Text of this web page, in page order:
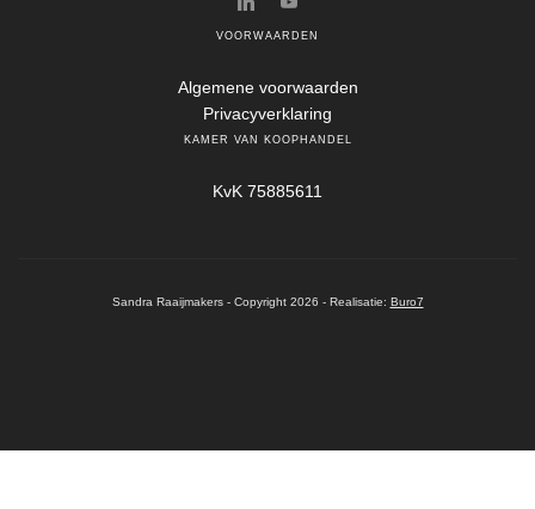
VOORWAARDEN
Algemene voorwaarden
Privacyverklaring
KAMER VAN KOOPHANDEL
KvK 75885611
Sandra Raaijmakers - Copyright 2026 - Realisatie: Buro7